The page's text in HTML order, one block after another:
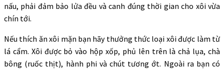
nấu, phải đảm bảo lửa đều và canh đúng thời gian cho xôi vừa
chín tới.
Nếu thích ăn xôi mặn bạn hãy thưởng thức loại xôi được làm từ
lá cẩm. Xôi được bỏ vào hộp xốp, phủ lên trên là chả lụa, chà
bông (ruốc thịt), hành phi và chút tương ớt. Ngoài ra bạn có